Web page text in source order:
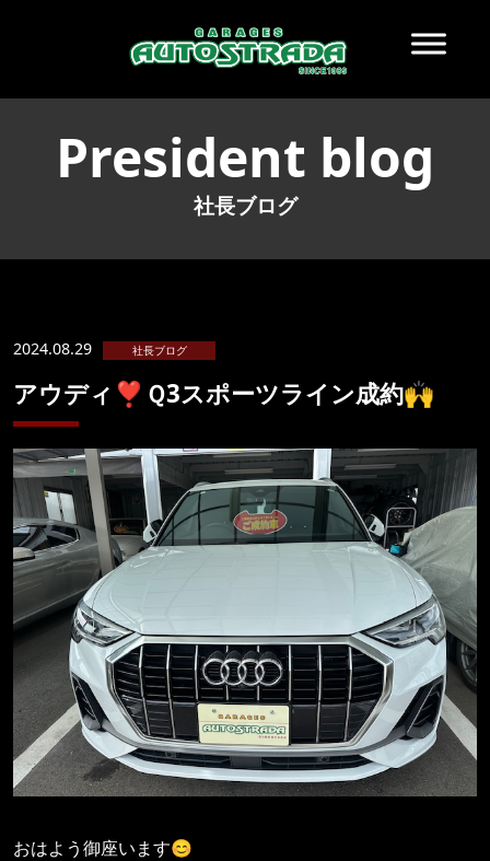
President blog
社長ブログ
2024.08.29 社長ブログ
アウディ❣️Ｑ3スポーツライン成約🙌
おはよう御座います😊